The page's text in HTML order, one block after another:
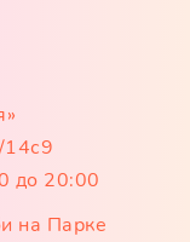
14с9
до 20:00
на Парке